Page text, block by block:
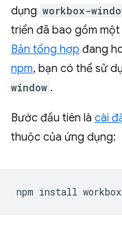
dụng workbox-
triển đã bao gồm
Bản tổng hợp đang
npm, bạn có thể sử
window .
Bước đầu tiên là cài
thuộc của ứng dụng:
npm install